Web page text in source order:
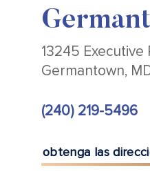
13245 Executive
Germantown,
(240) 219-5496
obtenga las